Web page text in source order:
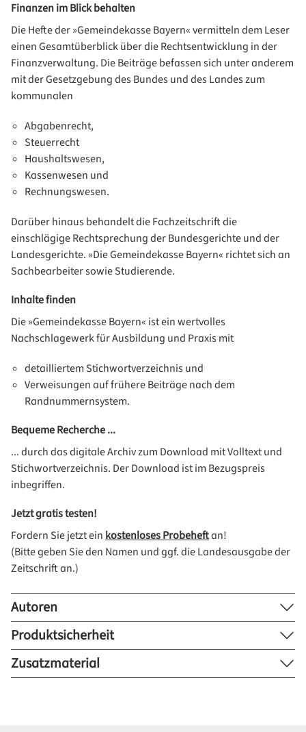
Finanzen im Blick behalten
Die Hefte der »Gemeindekasse Bayern« vermitteln dem Leser
einen Gesamtüberblick über die Rechtsentwicklung in der
Finanzverwaltung. Die Beiträge befassen sich unter anderem
mit der Gesetzgebung des Bundes und des Landes zum
kommunalen
Abgabenrecht,
Steuerrecht
Haushaltswesen,
Kassenwesen und
Rechnungswesen.
Darüber hinaus behandelt die Fachzeitschrift die
einschlägige Rechtsprechung der Bundesgerichte und der
Landesgerichte. »Die Gemeindekasse Bayern« richtet sich an
Sachbearbeiter sowie Studierende.
Inhalte finden
Die »Gemeindekasse Bayern« ist ein wertvolles
Nachschlagewerk für Ausbildung und Praxis mit
detailliertem Stichwortverzeichnis und
Verweisungen auf frühere Beiträge nach dem
Randnummernsystem.
Bequeme Recherche ...
... durch das digitale Archiv zum Download mit Volltext und
Stichwortverzeichnis. Der Download ist im Bezugspreis
inbegriffen.
Jetzt gratis testen!
Fordern Sie jetzt ein kostenloses Probeheftan!
(Bitte geben Sie den Namen und ggf. die Landesausgabe der
Zeitschrift an.)
Autoren
Produktsicherheit
Zusatzmaterial